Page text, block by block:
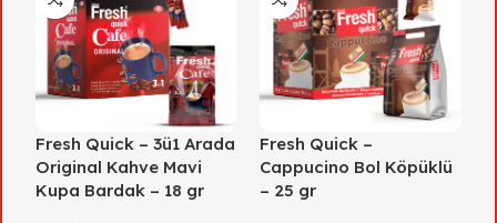
Fresh Quick – 3ü1 Arada
Original Kahve Mavi
Kupa Bardak – 18 gr
Fresh Quick –
Cappucino Bol Köpüklü
– 25 gr